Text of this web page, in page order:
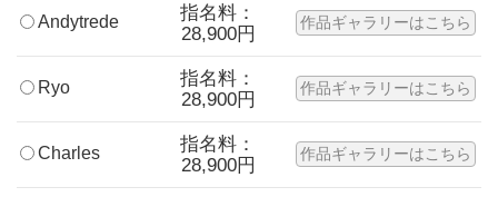
Andytrede
指名料：
28,900円
作品ギャラリーはこちら
Ryo
指名料：
28,900円
作品ギャラリーはこちら
Charles
指名料：
28,900円
作品ギャラリーはこちら